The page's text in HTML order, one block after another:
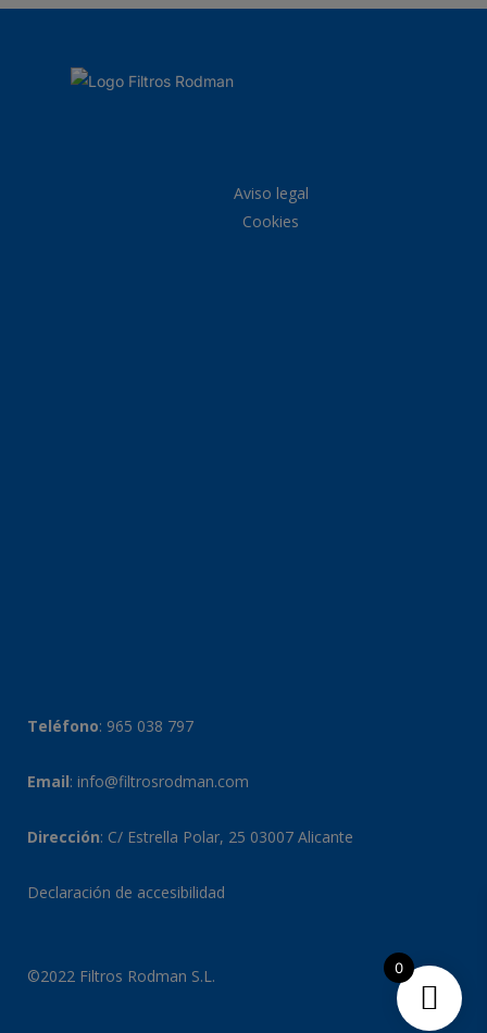
Aviso legal
Cookies
Teléfono: 965 038 797
Email: info@filtrosrodman.com
Dirección: C/ Estrella Polar, 25 03007 Alicante
Declaración de accesibilidad
©2022 Filtros Rodman S.L. 0